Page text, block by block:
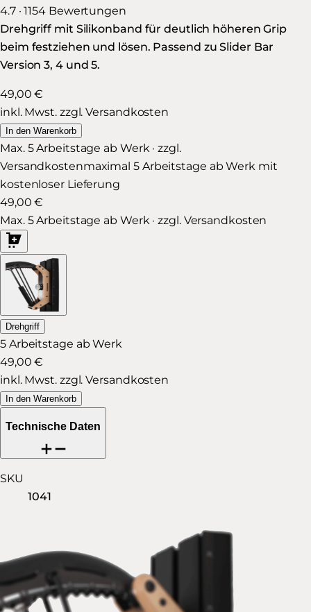
4.7 · 1154 Bewertungen
Drehgriff mit Silikonband für deutlich höheren Grip
beim festziehen und lösen. Passend zu Slider Bar
Version 3, 4 und 5.
49,00 €
inkl. Mwst. zzgl. Versandkosten
In den Warenkorb
Max. 5 Arbeitstage ab Werk · zzgl.
Versandkostenmaximal 5 Arbeitstage ab Werk mit
kostenloser Lieferung
49,00 €
Max. 5 Arbeitstage ab Werk · zzgl. Versandkosten
Drehgriff
5 Arbeitstage ab Werk
49,00 €
inkl. Mwst. zzgl. Versandkosten
In den Warenkorb
Technische Daten
SKU
1041